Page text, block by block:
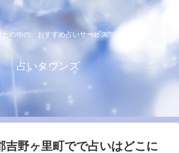
たの街の、おすすめ占いサービス
占いタウンズ
吉野ヶ里町でで占いはどこに